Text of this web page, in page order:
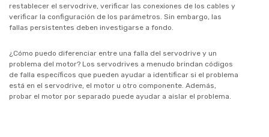
restablecer el servodrive, verificar las conexiones de los cables y
verificar la configuración de los parámetros. Sin embargo, las
fallas persistentes deben investigarse a fondo.
¿Cómo puedo diferenciar entre una falla del servodrive y un
problema del motor? Los servodrives a menudo brindan códigos
de falla específicos que pueden ayudar a identificar si el problema
está en el servodrive, el motor u otro componente. Además,
probar el motor por separado puede ayudar a aislar el problema.